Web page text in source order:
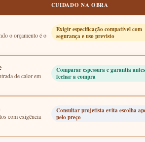
CUIDADO NA OBRA
o orçamento é o
Exigir especificação compatível com
segurança e uso previsto
de calor em
Comparar espessura e garantia
fechar a compra
com exigência
Consultar projetista evita escolha
pelo preço